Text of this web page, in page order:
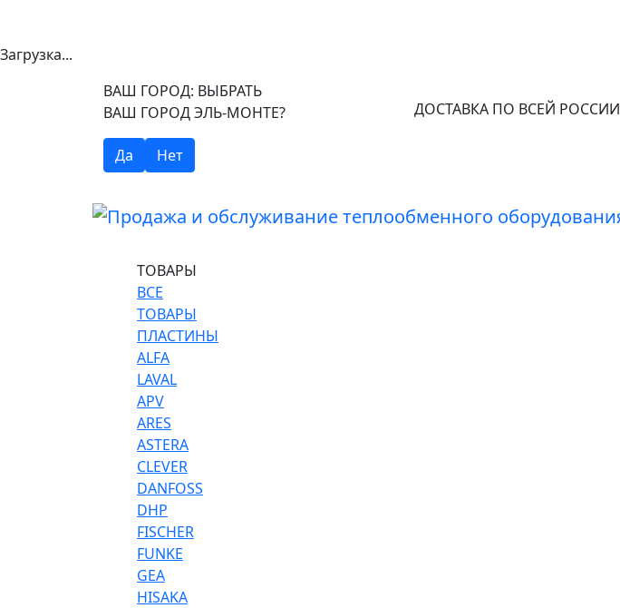
Загрузка...
ВАШ ГОРОД: ВЫБРАТЬ
ВАШ ГОРОД ЭЛЬ-МОНТЕ?
Да Нет
ДОСТАВКА ПО ВСЕЙ РОССИИ
ТОВАРЫ
ВСЕ
ТОВАРЫ
ПЛАСТИНЫ
ALFA
LAVAL
APV
ARES
ASTERA
CLEVER
DANFOSS
DHP
FISCHER
FUNKE
GEA
HISAKA